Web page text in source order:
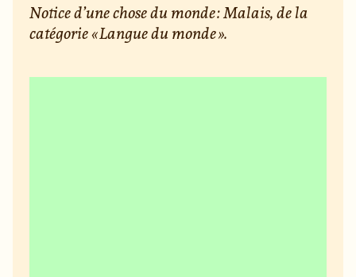
Notice d’une chose du monde : Malais, de la
catégorie « Langue du monde ».